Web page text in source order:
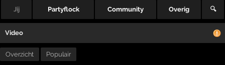
Jij Partyflock Community Overig 🔍
Video
Overzicht Populair